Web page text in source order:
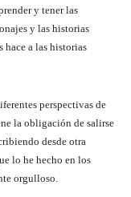
y tener las
y las historias
hace a las historias
perspectivas de
la obligación de salirse
desde otra
lo he hecho en los
orgulloso.